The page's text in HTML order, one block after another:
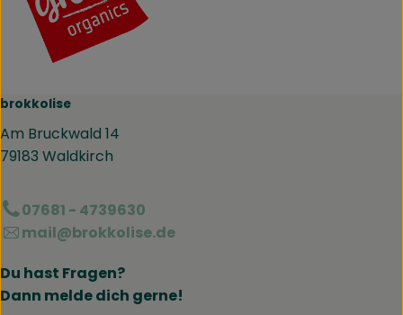
brokkolise
Am Bruckwald 14
79183 Waldkirch
07681 - 4739630
mail@brokkolise.de
Du hast Fragen?
Dann melde dich gerne!